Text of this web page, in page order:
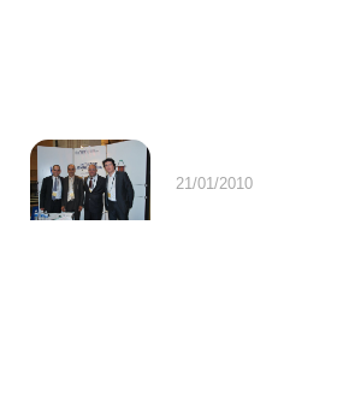
21/01/2010